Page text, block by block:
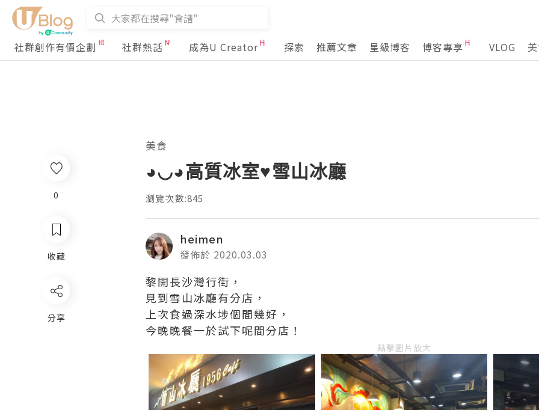
社群創作有價企劃 社群熱話 成為U Creator 探索 推薦文章 星級博客 博客專享 VLOG
0
收藏
分享
美食
◕◡◕高質冰室♥雪山冰廳
瀏覽次數:845
heimen
發佈於 2020.03.03
黎開長沙灣行街，
見到雪山冰廳有分店，
上次食過深水埗個間幾好，
今晚晚餐一於試下呢間分店！
點擊圖片放大